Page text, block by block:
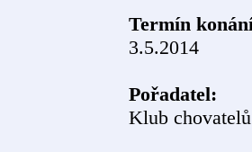
Termín
3.5.2014
Pořadatel:
Klub